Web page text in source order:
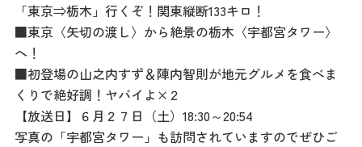
「東京⇒栃木」行くぞ！関東縦断133キロ！
■東京〈矢切の渡し〉から絶景の栃木〈宇都宮タワー〉
へ！
■初登場の山之内すず＆陣内智則が地元グルメを食べま
くりで絶好調！ヤバイよ×２
【放送日】６月２７日（土）18:30～20:54
写真の「宇都宮タワー」も訪問されていますのでぜひご
特集
餃子
グルメ